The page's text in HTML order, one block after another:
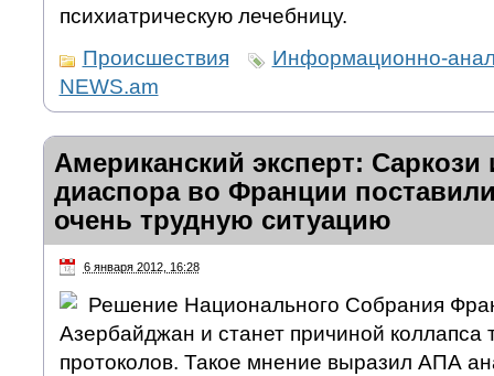
психиатрическую лечебницу.
Происшествия
Информационно-
NEWS.am
Американский эксперт: Саркози
диаспора во Франции
очень трудную ситуацию
6 января 2012, 16:28
Решение Национального Собрания
Азербайджан и станет причиной коллапса
протоколов. Такое мнение выразил АПА